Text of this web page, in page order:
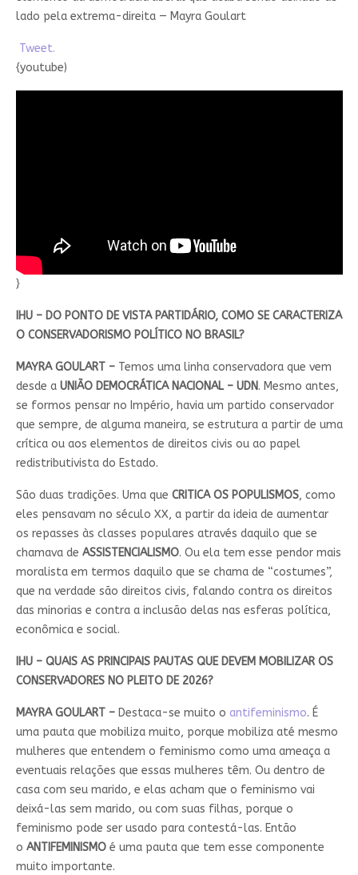
lado pela extrema-direita — Mayra Goulart
Tweet.
{youtube)
}
IHU – DO PONTO DE VISTA PARTIDÁRIO, COMO SE CARACTERIZA
O CONSERVADORISMO POLÍTICO NO BRASIL?
MAYRA GOULART –Temos uma linha conservadora que vem
desde a UNIÃO DEMOCRÁTICA NACIONAL – UDN. Mesmo antes,
se formos pensar no Império, havia um partido conservador
que sempre, de alguma maneira, se estrutura a partir de uma
crítica ou aos elementos de direitos civis ou ao papel
redistributivista do Estado.
São duas tradições. Uma que CRITICA OS POPULISMOS, como
eles pensavam no século XX, a partir da ideia de aumentar
os repasses às classes populares através daquilo que se
chamava de ASSISTENCIALISMO. Ou ela tem esse pendor mais
moralista em termos daquilo que se chama de “costumes”,
que na verdade são direitos civis, falando contra os direitos
das minorias e contra a inclusão delas nas esferas política,
econômica e social.
IHU – QUAIS AS PRINCIPAIS PAUTAS QUE DEVEM MOBILIZAR OS
CONSERVADORES NO PLEITO DE 2026?
MAYRA GOULART –Destaca-se muito o antifeminismo. É
uma pauta que mobiliza muito, porque mobiliza até mesmo
mulheres que entendem o feminismo como uma ameaça a
eventuais relações que essas mulheres têm. Ou dentro de
casa com seu marido, e elas acham que o feminismo vai
deixá-las sem marido, ou com suas filhas, porque o
feminismo pode ser usado para contestá-las. Então
o ANTIFEMINISMOé uma pauta que tem esse componente
muito importante.